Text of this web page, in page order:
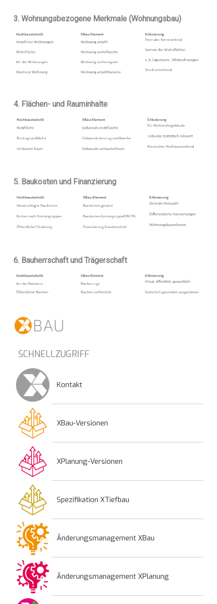
3. Wohnungsbezogene Merkmale (Wohnungsbau)
4. Flächen- und Rauminhalte
5. Baukosten und Finanzierung
6. Bauherrschaft und Trägerschaft
SCHNELLZUGRIFF
Kontakt
XBau-Versionen
XPlanung-Versionen
Spezifikation XTiefbau
Änderungsmanagement XBau
Änderungsmanagement XPlanung